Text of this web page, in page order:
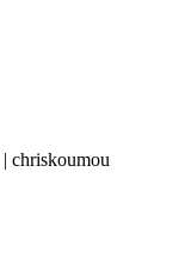
| chriskoumou